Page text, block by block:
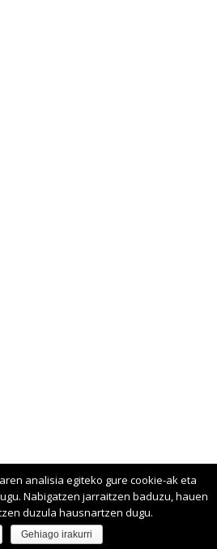
analisia egiteko gure cookie-ak eta
Nabigatzen jarraitzen baduzu, hauen
duzula hausnartzen dugu.
Gehiago irakurri